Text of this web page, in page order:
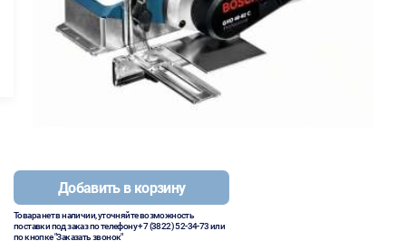
Добавить в корзину
Товара нет в наличии, уточняйте возможность
поставки под заказ по телефону+7 (3822) 52-34-73или
по кнопке "Заказать звонок"